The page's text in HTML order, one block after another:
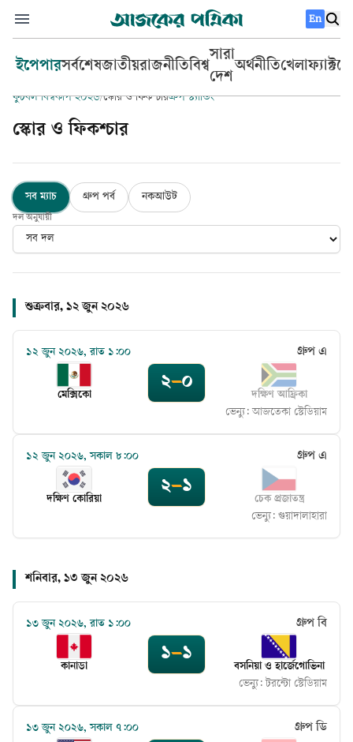
En
ইপেপারসর্বশেষজাতীয়রাজনীতিবিশ্ব
সারা
দেশ
অর্থনীতিখেলা
ফুটবল বিশ্বকাপ ২০২৬/স্কোর ও ফিকশ্চারগ্রুপ স্ট্যান্ডিং
স্কোর ও ফিকশ্চার
সব ম্যাচ গ্রুপ পর্ব নকআউট
দল অনুযায়ী
শুক্রবার, ১২ জুন ২০২৬
১২ জুন ২০২৬, রাত ১:০০ গ্রুপ এ
মেক্সিকো
২–০
দক্ষিণ আফ্রিকা
ভেন্যু:আজতেকা স্টেডিয়াম
১২ জুন ২০২৬, সকাল ৮:০০ গ্রুপ এ
দক্ষিণ কোরিয়া
২–১
চেক প্রজাতন্ত্র
ভেন্যু: গুয়াদালাহারা
শনিবার, ১৩ জুন ২০২৬
১৩ জুন ২০২৬, রাত ১:০০ গ্রুপ বি
কানাডা
১–১
বসনিয়া ও হার্জেগোভিনা
ভেন্যু:টরন্টো স্টেডিয়াম
১৩ জুন ২০২৬, সকাল ৭:০০ গ্রুপ ডি